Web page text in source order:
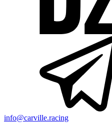
info@carville.racing